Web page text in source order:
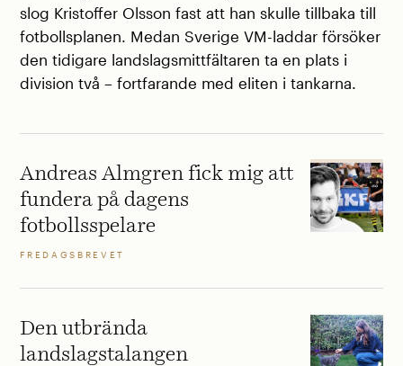
slog Kristoffer Olsson fast att han skulle tillbaka till
fotbollsplanen. Medan Sverige VM-laddar försöker
den tidigare landslagsmittfältaren ta en plats i
division två – fortfarande med eliten i tankarna.
Andreas Almgren fick mig att
fundera på dagens
fotbollsspelare
FREDAGSBREVET
Den utbrända
landslagstalangen